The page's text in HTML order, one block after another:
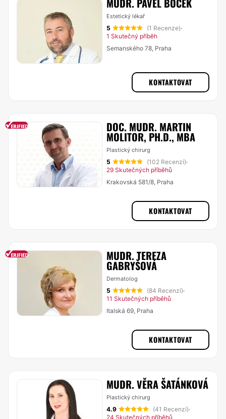
MUDR. PAVEL BOČEK
Estetický lékař
5 (1 Recenze)·
1 Skutečný příběh
Semanského 78, Praha
KONTAKTOVAT
DOC. MUDR. MARTIN
MOLITOR, PH.D., MBA
Plastický chirurg
5 (102 Recenzí)·
29 Skutečných příběhů
Krakovská 581/8, Praha
KONTAKTOVAT
MUDR. TEREZA
GABRYŠOVÁ
Dermatolog
5 (84 Recenzí)·
11 Skutečných příběhů
Italská 69, Praha
KONTAKTOVAT
MUDR. VĚRA ŠATÁNKOVÁ
Plastický chirurg
4.9 (41 Recenzí)·
24 Skutečných příběhů